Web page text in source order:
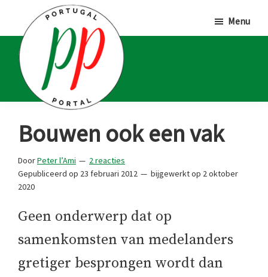
hoofd
inhoud
eerste
sidebar
voettekst
Portal
Portugalliefhebbers
en
-
Menu
Bouwen ook een vak
DoorPeter l’Ami
2 reacties
Gepubliceerd op 23 februari 2012 bijgewerkt op 2 oktober
2020
Geen onderwerp dat op
samenkomsten van medelanders
gretiger besprongen wordt dan